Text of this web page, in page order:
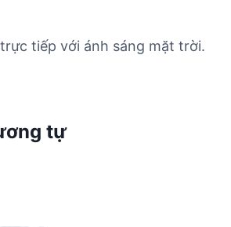
tiếp với ánh sáng mặt trời.
tự